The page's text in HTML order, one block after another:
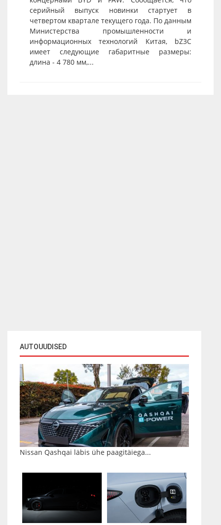
AUTOUUDISED
Nissan Qashqai läbis ühe paagitäiega...
серийный выпуск новинки стартует в
четвертом квартале текущего года. По данным
Министерства промышленности и
информационных технологий Китая, bZ3C
имеет следующие габаритные размеры:
длина - 4 780 мм,...